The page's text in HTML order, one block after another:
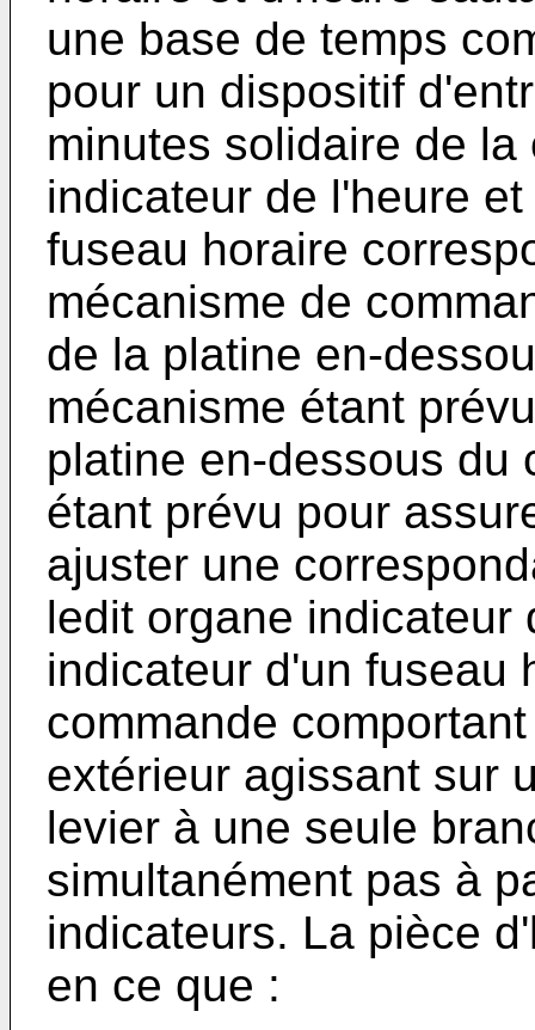
une base de temps
pour un dispositif
minutes solidaire de
indicateur de l'heure
fuseau horaire
mécanisme de
de la platine en-
mécanisme étant
platine en-dessous du
étant prévu pour
ajuster une
ledit organe indicateur
indicateur d'un fuseau
commande
extérieur agissant sur
levier à une seule
simultanément pas à
indicateurs. La pièce
en ce que :